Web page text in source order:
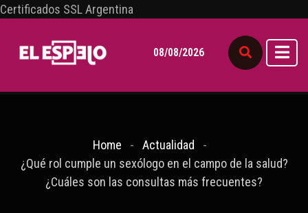
Certificados SSL Argentina
08/08/2026
Home
Actualidad
¿Qué rol cumple un sexólogo en el campo de la salud?
¿Cuáles son las consultas más frecuentes?